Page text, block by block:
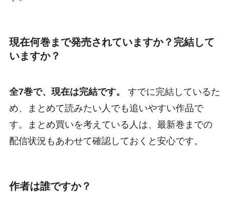
現在何巻まで発売されていますか？完結して
いますか？
全7巻で、現在は完結です。
すでに完結しているた
め、まとめて読みたい人でも追いやすい作品で
す。まとめ買いを考えている人は、最新巻までの
配信状況もあわせて確認しておくと安心です。
作者は誰ですか？